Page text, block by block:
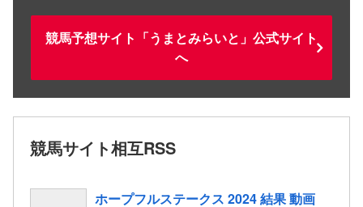
競馬予想サイト「うまとみらいと」公式サイト
へ
競馬サイト相互RSS
ホープフルステークス 2024 結果 動画